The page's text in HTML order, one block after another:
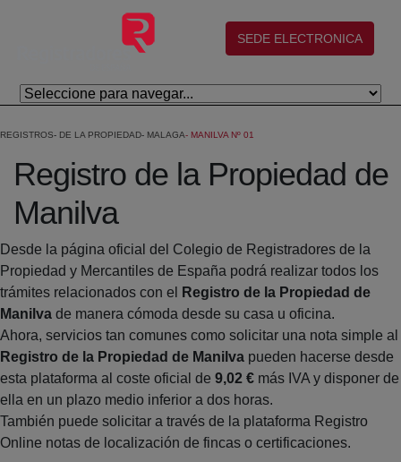
Skip to Main Content
(abre en nueva ventana)
SEDE ELECTRONICA
REGISTROS DE LA PROPIEDAD MALAGA MANILVA Nº 01
Registro de la Propiedad de
Manilva
Desde la página oficial del Colegio de Registradores de la
Propiedad y Mercantiles de España podrá realizar todos los
trámites relacionados con el
Registro de la Propiedad de
Manilva de manera cómoda desde su casa u oficina.
Ahora, servicios tan comunes como solicitar una nota simple al
Registro de la Propiedad de Manilva pueden hacerse desde
esta plataforma al coste oficial de 9,02 € más IVA y disponer de
ella en un plazo medio inferior a dos horas.
También puede solicitar a través de la plataforma Registro
Online notas de localización de fincas o certificaciones.